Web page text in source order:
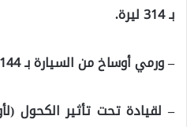
بـ 314 ليرة.
– ورمي أوساخ من السيارة بـ 144 ليرة تركية.
– لقيادة تحت تأثير الكحول